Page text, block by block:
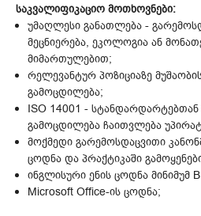
საკვალიფიკაციო მოთხოვნები:
უმაღლესი განათლება -
მეცნიერება, ეკოლოგია ან
მიმართულებით;
რელევანტურ პოზიციაზე
გამოცდილება;
ISO 14001 - სტანდარდარტებთან
გამოცდილება ჩაითვლება
მოქმედი გარემოსდაცვითი
ცოდნა და პრაქტიკაში
ინგლისური ენის ცოდნა მინიმუმ
Microsoft Office-ის ცოდნა;